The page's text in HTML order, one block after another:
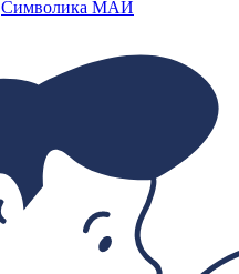
Символика МАИ